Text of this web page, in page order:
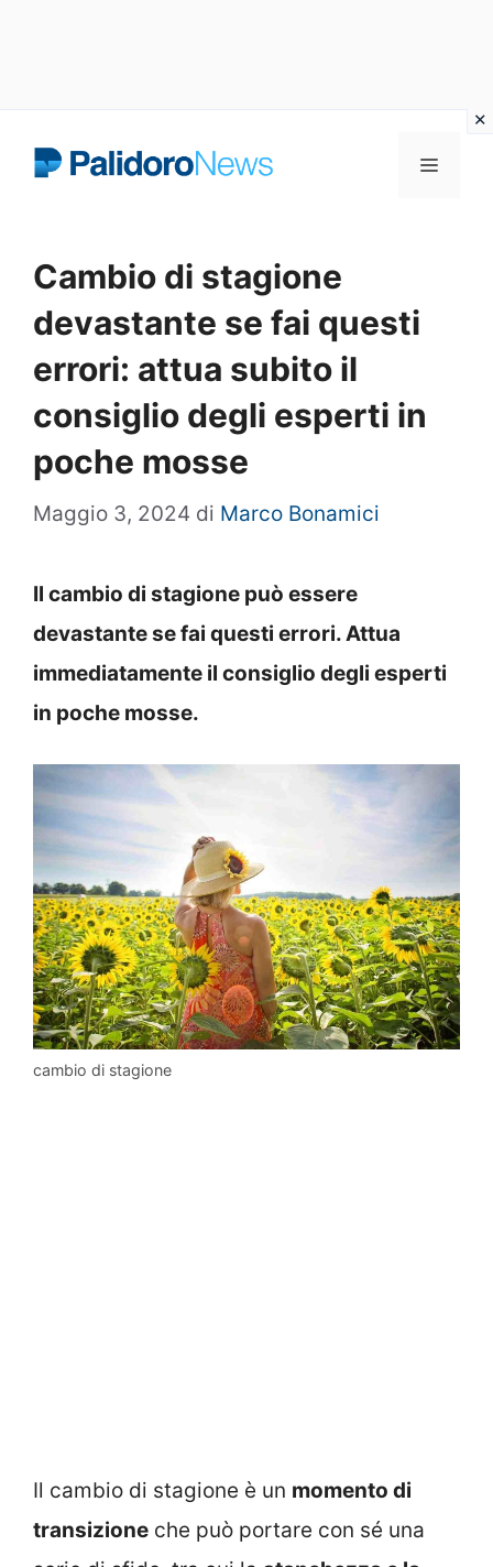
Menu
Cambio di stagione
devastante se fai questi
errori: attua subito il
consiglio degli esperti in
poche mosse
Maggio 3, 2024 di Marco Bonamici
Il cambio di stagione può essere
devastante se fai questi errori. Attua
immediatamente il consiglio degli esperti
in poche mosse.
cambio di stagione
Il cambio di stagione è un momento di
transizione che può portare con sé una